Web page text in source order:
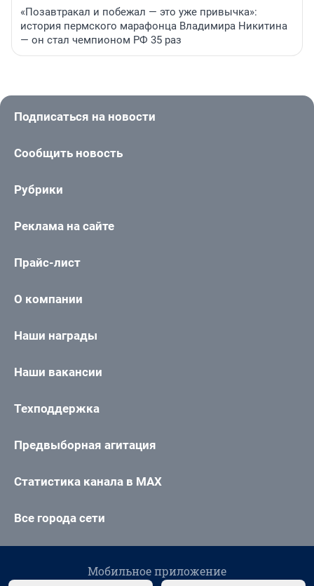
«Позавтракал и побежал — это уже привычка»:
история пермского марафонца Владимира Никитина
— он стал чемпионом РФ 35 раз
Подписаться на новости
Сообщить новость
Рубрики
Реклама на сайте
Прайс-лист
О компании
Наши награды
Наши вакансии
Техподдержка
Предвыборная агитация
Статистика канала в MAX
Все города сети
Мобильное приложение